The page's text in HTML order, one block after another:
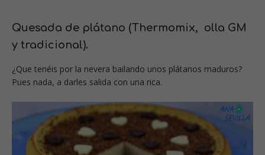
Quesada de plátano (Thermomix, olla GM
y tradicional).
¿Que tenéis por la nevera bailando unos plátanos maduros?
Pues nada, a darles salida con una rica.